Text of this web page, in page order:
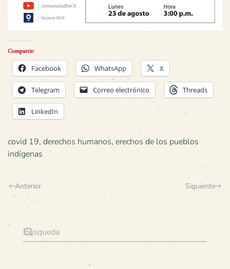
Compartir:
Facebook WhatsApp X
Telegram Correo electrónico Threads
LinkedIn
covid 19, derechos humanos, erechos de los pueblos
indígenas
Anterior Siguiente